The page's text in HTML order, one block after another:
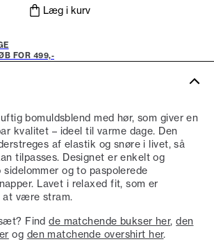
Læg i kurv
FOR 499,-
bomuldsblend med hør, som giver en
kvalitet – ideel til varme dage. Den
af elastik og snøre i livet, så
tilpasses. Designet er enkelt og
og to paspolerede
Lavet i relaxed fit, som er
være stram.
Findde matchende bukser her,den
og den matchende overshirt her.